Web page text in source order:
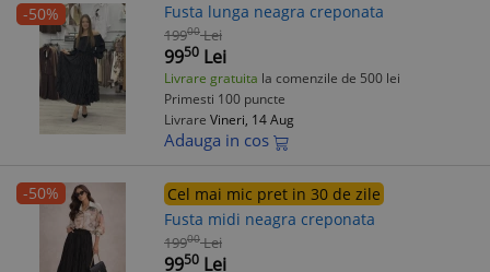
-50% Fusta lunga neagra creponata
19900 Lei
9950 Lei
Livrare gratuita la comenzile de 500 lei
Primesti 100 puncte
Livrare Vineri, 14 Aug
Adauga in cos
-50%
Cel mai mic pret in 30 de zile
Fusta midi neagra creponata
19900 Lei
9950 Lei